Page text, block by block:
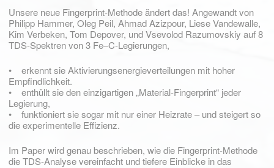
Unsere neue Fingerprint-Methode ändert das! Angewandt von
Philipp Hammer, Oleg Peil, Ahmad Azizpour, Liese Vandewalle,
Kim Verbeken, Tom Depover, und Vsevolod Razumovskiy auf 8
TDS-Spektren von 3 Fe–C-Legierungen,
• erkennt sie Aktivierungsenergieverteilungen mit hoher
Empfindlichkeit.
• enthüllt sie den einzigartigen „Material-Fingerprint“ jeder
Legierung,
• funktioniert sie sogar mit nur einer Heizrate – und steigert so
die experimentelle Effizienz.
Im Paper wird genau beschrieben, wie die Fingerprint-Methode
die TDS-Analyse vereinfacht und tiefere Einblicke in das